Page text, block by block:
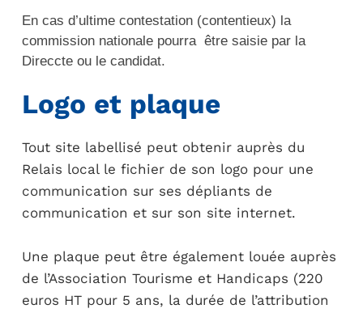
En cas d’ultime contestation (contentieux) la
commission nationale pourra être saisie par la
Direccte ou le candidat.
Logo et plaque
Tout site labellisé peut obtenir auprès du
Relais local le fichier de son logo pour une
communication sur ses dépliants de
communication et sur son site internet.
Une plaque peut être également louée auprès
de l’Association Tourisme et Handicaps (220
euros HT pour 5 ans, la durée de l’attribution